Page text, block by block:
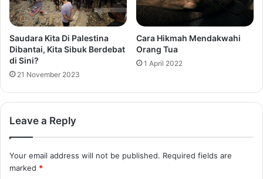
Saudara Kita Di Palestina
Dibantai, Kita Sibuk Berdebat
di Sini?
21 November 2023
Cara Hikmah Mendakwahi
Orang Tua
1 April 2022
Leave a Reply
Your email address will not be published. Required fields are
marked *